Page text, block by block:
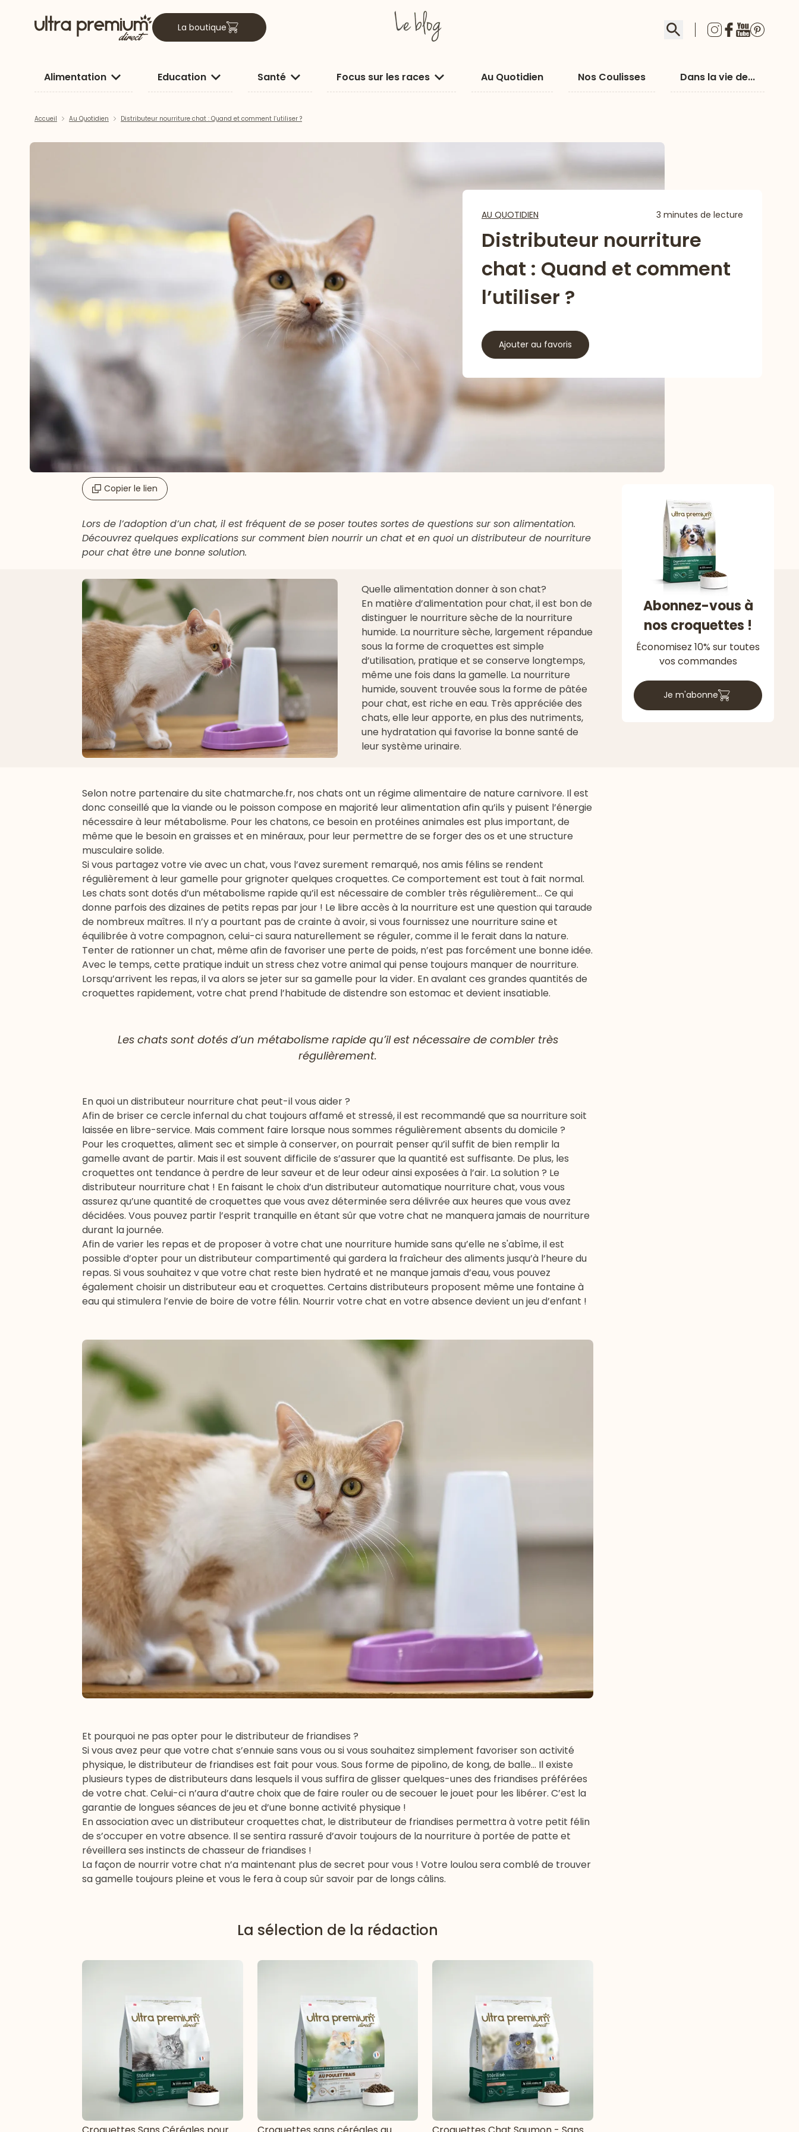
La boutique Rechercher
Alimentation Education Santé Focus sur les races Au Quotidien Nos Coulisses Dans la vie de...
Accueil Au Quotidien Distributeur nourriture chat : Quand et comment l’utiliser ?
AU QUOTIDIEN 3 minutes de lecture
Distributeur nourriture
chat : Quand et comment
l’utiliser ?
Ajouter au favoris
Copier le lien
Lors de l’adoption d’un chat, il est fréquent de se poser toutes sortes de questions sur son alimentation.
Découvrez quelques explications sur comment bien nourrir un chat et en quoi un distributeur de nourriture
pour chat être une bonne solution.
Quelle alimentation donner à son chat?
En matière d’alimentation pour chat, il est bon de
distinguer le nourriture sèche de la nourriture
humide. La nourriture sèche, largement répandue
sous la forme de croquettes est simple
d’utilisation, pratique et se conserve longtemps,
même une fois dans la gamelle. La nourriture
humide, souvent trouvée sous la forme de pâtée
pour chat, est riche en eau. Très appréciée des
chats, elle leur apporte, en plus des nutriments,
une hydratation qui favorise la bonne santé de
leur système urinaire.
Selon notre partenaire du site chatmarche.fr, nos chats ont un régime alimentaire de nature carnivore. Il est
donc conseillé que la viande ou le poisson compose en majorité leur alimentation afin qu’ils y puisent l’énergie
nécessaire à leur métabolisme. Pour les chatons, ce besoin en protéines animales est plus important, de
même que le besoin en graisses et en minéraux, pour leur permettre de se forger des os et une structure
musculaire solide.
Si vous partagez votre vie avec un chat, vous l’avez surement remarqué, nos amis félins se rendent
régulièrement à leur gamelle pour grignoter quelques croquettes. Ce comportement est tout à fait normal.
Les chats sont dotés d’un métabolisme rapide qu’il est nécessaire de combler très régulièrement… Ce qui
donne parfois des dizaines de petits repas par jour ! Le libre accès à la nourriture est une question qui taraude
de nombreux maîtres. Il n’y a pourtant pas de crainte à avoir, si vous fournissez une nourriture saine et
équilibrée à votre compagnon, celui-ci saura naturellement se réguler, comme il le ferait dans la nature.
Tenter de rationner un chat, même afin de favoriser une perte de poids, n’est pas forcément une bonne idée.
Avec le temps, cette pratique induit un stress chez votre animal qui pense toujours manquer de nourriture.
Lorsqu’arrivent les repas, il va alors se jeter sur sa gamelle pour la vider. En avalant ces grandes quantités de
croquettes rapidement, votre chat prend l’habitude de distendre son estomac et devient insatiable.
Les chats sont dotés d’un métabolisme rapide qu’il est nécessaire de combler très
régulièrement.
En quoi un distributeur nourriture chat peut-il vous aider ?
Afin de briser ce cercle infernal du chat toujours affamé et stressé, il est recommandé que sa nourriture soit
laissée en libre-service. Mais comment faire lorsque nous sommes régulièrement absents du domicile ?
Pour les croquettes, aliment sec et simple à conserver, on pourrait penser qu’il suffit de bien remplir la
gamelle avant de partir. Mais il est souvent difficile de s’assurer que la quantité est suffisante. De plus, les
croquettes ont tendance à perdre de leur saveur et de leur odeur ainsi exposées à l’air. La solution ? Le
distributeur nourriture chat ! En faisant le choix d’un distributeur automatique nourriture chat, vous vous
assurez qu’une quantité de croquettes que vous avez déterminée sera délivrée aux heures que vous avez
décidées. Vous pouvez partir l’esprit tranquille en étant sûr que votre chat ne manquera jamais de nourriture
durant la journée.
Afin de varier les repas et de proposer à votre chat une nourriture humide sans qu’elle ne s'abîme, il est
possible d’opter pour un distributeur compartimenté qui gardera la fraîcheur des aliments jusqu’à l’heure du
repas. Si vous souhaitez v que votre chat reste bien hydraté et ne manque jamais d’eau, vous pouvez
également choisir un distributeur eau et croquettes. Certains distributeurs proposent même une fontaine à
eau qui stimulera l’envie de boire de votre félin. Nourrir votre chat en votre absence devient un jeu d’enfant !
Et pourquoi ne pas opter pour le distributeur de friandises ?
Si vous avez peur que votre chat s’ennuie sans vous ou si vous souhaitez simplement favoriser son activité
physique, le distributeur de friandises est fait pour vous. Sous forme de pipolino, de kong, de balle… Il existe
plusieurs types de distributeurs dans lesquels il vous suffira de glisser quelques-unes des friandises préférées
de votre chat. Celui-ci n’aura d’autre choix que de faire rouler ou de secouer le jouet pour les libérer. C’est la
garantie de longues séances de jeu et d’une bonne activité physique !
En association avec un distributeurcroquettes chat, le distributeur de friandises permettra à votre petit félin
de s’occuper en votre absence. Il se sentira rassuré d’avoir toujours de la nourriture à portée de patte et
réveillera ses instincts de chasseur de friandises !
La façon de nourrir votre chat n’a maintenant plus de secret pour vous ! Votre loulou sera comblé de trouver
sa gamelle toujours pleine et vous le fera à coup sûr savoir par de longs câlins.
Abonnez-vous à
nos croquettes !
Économisez 10% sur toutes
vos commandes
Je m'abonne
La sélection de la rédaction